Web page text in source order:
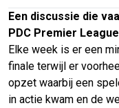
Een discussie die
PDC Premier
Elke week is er een
finale terwijl er
opzet waarbij een
in actie kwam en de